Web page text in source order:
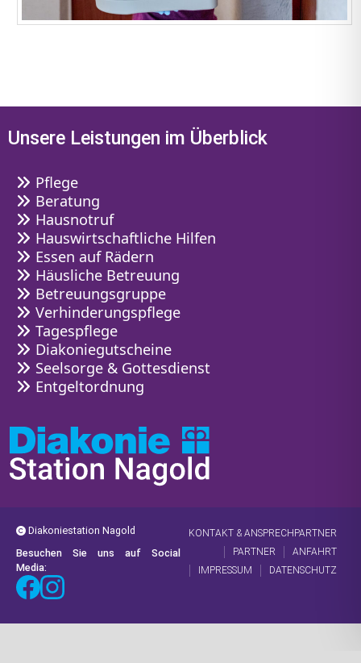
Unsere Leistungen im Überblick
Pflege
Beratung
Hausnotruf
Hauswirtschaftliche Hilfen
Essen auf Rädern
Häusliche Betreuung
Betreuungsgruppe
Verhinderungspflege
Tagespflege
Diakoniegutscheine
Seelsorge & Gottesdienst
Entgeltordnung
Diakoniestation Nagold
Besuchen Sie uns auf Social
Media:
KONTAKT & ANSPRECHPARTNER
PARTNER
ANFAHRT
IMPRESSUM
DATENSCHUTZ